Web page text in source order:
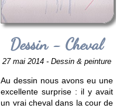
Dessin - Cheval
27 mai 2014 - Dessin & peinture
Au dessin nous avons eu une
excellente surprise : il y avait
un vrai cheval dans la cour de